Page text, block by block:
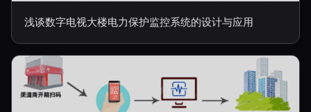
浅谈数字电视大楼电力保护监控系统的设计与应用